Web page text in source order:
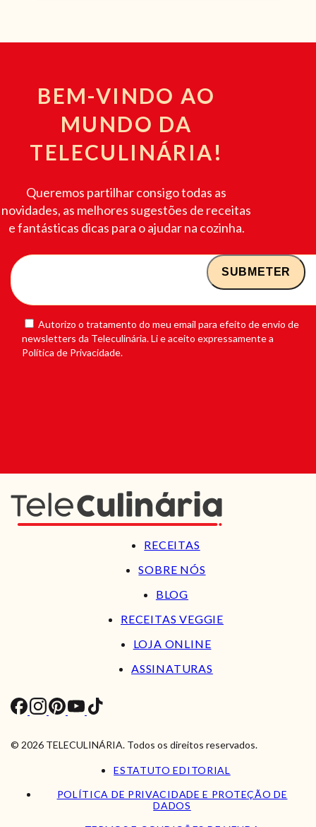
BEM-VINDO AO
MUNDO DA
TELECULINÁRIA!
Queremos partilhar consigo todas as
novidades, as melhores sugestões de receitas
e fantásticas dicas para o ajudar na cozinha.
Autorizo o tratamento do meu email para efeito de envio de
newsletters da Teleculinária. Li e aceito expressamente a
Política de Privacidade.
RECEITAS
SOBRE NÓS
BLOG
RECEITAS VEGGIE
LOJA ONLINE
ASSINATURAS
© 2026 TELECULINÁRIA. Todos os direitos reservados.
ESTATUTO EDITORIAL
POLÍTICA DE PRIVACIDADE E PROTEÇÃO DE
DADOS